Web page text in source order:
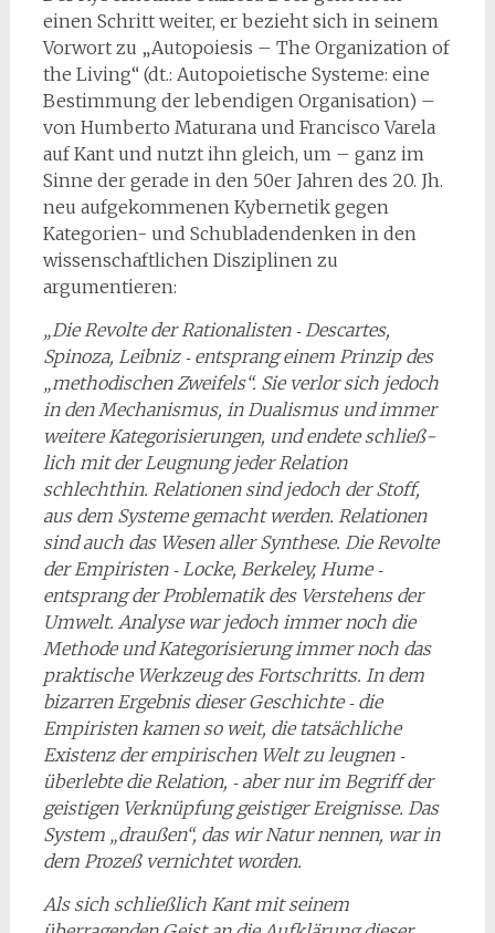
einen Schritt weiter, er bezieht sich in seinem
Vorwort zu „Autopoiesis – The Organization of
the Living“ (dt.: Autopoietische Systeme: eine
Bestimmung der lebendigen Organisation) –
von Humberto Maturana und Francisco Varela
auf Kant und nutzt ihn gleich, um – ganz im
Sinne der gerade in den 50er Jahren des 20. Jh.
neu aufgekommenen Kybernetik gegen
Kategorien- und Schubladendenken in den
wissenschaftlichen Disziplinen zu
argumentieren:
„Die Revolte der Rationalisten ‑ Descartes,
Spinoza, Leibniz ‑ entsprang ei­nem Prinzip des
„methodischen Zweifels“. Sie verlor sich jedoch
in den Mecha­nismus, in Dualismus und immer
weitere Kategorisierungen, und endete schließ­
lich mit der Leugnung jeder Relation
schlechthin. Relationen sind jedoch der Stoff,
aus dem Systeme gemacht werden. Relationen
sind auch das Wesen aller Synthese. Die Revolte
der Empiristen ‑ Locke, Berkeley, Hume ‑
entsprang der Problematik des Verstehens der
Umwelt. Analyse war jedoch immer noch die
Methode und Kategorisierung immer noch das
praktische Werkzeug des Fort­schritts. In dem
bizarren Ergebnis dieser Geschichte ‑ die
Empiristen kamen so weit, die tatsächliche
Existenz der empirischen Welt zu leugnen ‑
überlebte die Relation, ‑ aber nur im Begriff der
geistigen Verknüpfung geistiger Ereignisse. Das
System „draußen“, das wir Natur nennen, war in
dem Prozeß vernichtet worden.
Als sich schließlich Kant mit seinem